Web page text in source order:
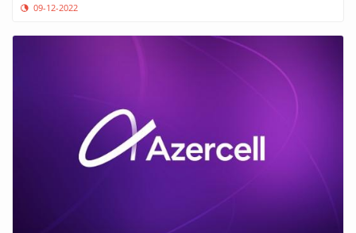
09-12-2022